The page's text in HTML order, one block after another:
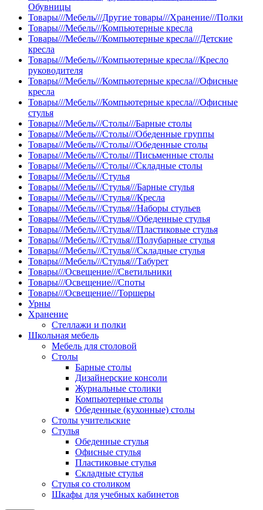
Обувницы
Товары///Мебель///Другие товары///Хранение///Полки
Товары///Мебель///Компьютерные кресла
Товары///Мебель///Компьютерные кресла///Детские
кресла
Товары///Мебель///Компьютерные кресла///Кресло
руководителя
Товары///Мебель///Компьютерные кресла///Офисные
кресла
Товары///Мебель///Компьютерные кресла///Офисные
стулья
Товары///Мебель///Столы///Барные столы
Товары///Мебель///Столы///Обеденные группы
Товары///Мебель///Столы///Обеденные столы
Товары///Мебель///Столы///Письменные столы
Товары///Мебель///Столы///Складные столы
Товары///Мебель///Стулья
Товары///Мебель///Стулья///Барные стулья
Товары///Мебель///Стулья///Кресла
Товары///Мебель///Стулья///Наборы стульев
Товары///Мебель///Стулья///Обеденные стулья
Товары///Мебель///Стулья///Пластиковые стулья
Товары///Мебель///Стулья///Полубарные стулья
Товары///Мебель///Стулья///Складные стулья
Товары///Мебель///Стулья///Табурет
Товары///Освещение///Светильники
Товары///Освещение///Споты
Товары///Освещение///Торшеры
Урны
Хранение
Стеллажи и полки
Школьная мебель
Мебель для столовой
Столы
Барные столы
Дизайнерские консоли
Журнальные столики
Компьютерные столы
Обеденные (кухонные) столы
Столы учительские
Стулья
Обеденные стулья
Офисные стулья
Пластиковые стулья
Складные стулья
Стулья со столиком
Шкафы для учебных кабинетов